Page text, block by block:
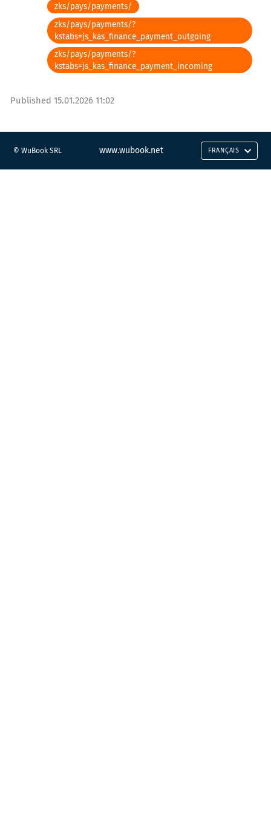
zks/pays/payments/
zks/pays/payments/?
kstabs=js_kas_finance_payment_outgoing
zks/pays/payments/?
kstabs=js_kas_finance_payment_incoming
Published 15.01.2026 11:02
© WuBook SRL www.wubook.net FRANÇAIS